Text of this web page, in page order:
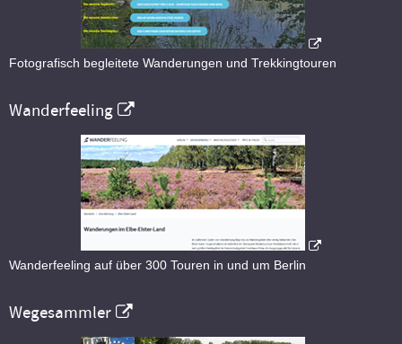
Fotografisch begleitete Wanderungen und Trekkingtouren
Wanderfeeling
Wanderfeeling auf über 300 Touren in und um Berlin
Wegesammler